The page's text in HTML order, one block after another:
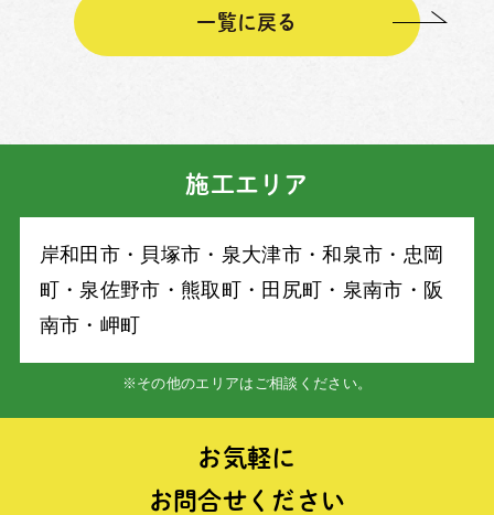
一覧に戻る
施工エリア
岸和⽥市・⾙塚市・泉⼤津市・和泉市・忠岡
町・泉佐野市・熊取町・⽥尻町・泉南市・阪
南市・岬町
※その他のエリアはご相談ください。
お気軽に
お問合せください